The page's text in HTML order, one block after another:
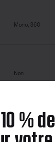
Mono, 360
Non
Non% de